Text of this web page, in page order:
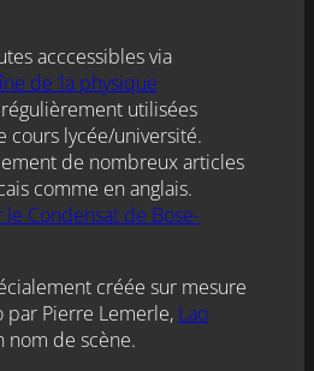
acccessibles via
de ‘la physique
utilisées
cours lycée/université.
de nombreux articles
comme en anglais.
Condensat de Bose-
créée sur mesure
Pierre Lemerle, Lao
nom de scène.